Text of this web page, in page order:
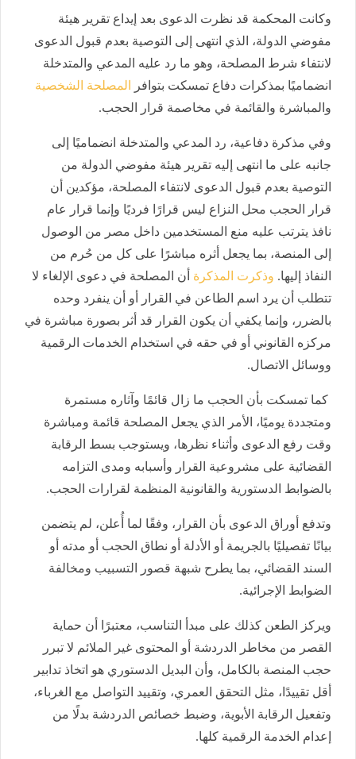
وكانت المحكمة قد نظرت الدعوى بعد إيداع تقرير هيئة
مفوضي الدولة، الذي انتهى إلى التوصية بعدم قبول الدعوى
لانتفاء شرط المصلحة، وهو ما رد عليه المدعي والمتدخلة
انضماميًا بمذكرات دفاع تمسكت بتوافر
المصلحة الشخصية
والمباشرة والقائمة في مخاصمة قرار الحجب.
وفي مذكرة دفاعية، رد المدعي والمتدخلة انضماميًا إلى
جانبه على ما انتهى إليه تقرير هيئة مفوضي الدولة من
التوصية بعدم قبول الدعوى لانتفاء المصلحة، مؤكدين أن
قرار الحجب محل النزاع ليس قرارًا فرديًا وإنما قرار عام
نافذ يترتب عليه منع المستخدمين داخل مصر من الوصول
إلى المنصة، بما يجعل أثره مباشرًا على كل من حُرم من
النفاذ إليها. وذكرت المذكرة أن المصلحة في دعوى الإلغاء لا
تتطلب أن يرد اسم الطاعن في القرار أو أن ينفرد وحده
بالضرر، وإنما يكفي أن يكون القرار قد أثر بصورة مباشرة في
مركزه القانوني أو في حقه في استخدام الخدمات الرقمية
ووسائل الاتصال.
كما تمسكت بأن الحجب ما زال قائمًا وآثاره مستمرة
ومتجددة يوميًا، الأمر الذي يجعل المصلحة قائمة ومباشرة
وقت رفع الدعوى وأثناء نظرها، ويستوجب بسط الرقابة
القضائية على مشروعية القرار وأسبابه ومدى التزامه
بالضوابط الدستورية والقانونية المنظمة لقرارات الحجب.
وتدفع أوراق الدعوى بأن القرار، وفقًا لما أُعلن، لم يتضمن
بيانًا تفصيليًا بالجريمة أو الأدلة أو نطاق الحجب أو مدته أو
السند القضائي، بما يطرح شبهة قصور التسبيب ومخالفة
الضوابط الإجرائية.
ويركز الطعن كذلك على مبدأ التناسب، معتبرًا أن حماية
القصر من مخاطر الدردشة أو المحتوى غير الملائم لا تبرر
حجب المنصة بالكامل، وأن البديل الدستوري هو اتخاذ تدابير
أقل تقييدًا، مثل التحقق العمري، وتقييد التواصل مع الغرباء،
وتفعيل الرقابة الأبوية، وضبط خصائص الدردشة بدلًا من
إعدام الخدمة الرقمية كلها.